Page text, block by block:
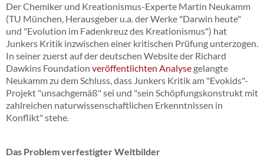
Der Chemiker und Kreationismus-Experte Martin Neukamm
(TU München, Herausgeber u.a. der Werke "Darwin heute"
und "Evolution im Fadenkreuz des Kreationismus") hat
Junkers Kritik inzwischen einer kritischen Prüfung unterzogen.
In seiner zuerst auf der deutschen Website der Richard
Dawkins Foundation veröffentlichten Analyse gelangte
Neukamm zu dem Schluss, dass Junkers Kritik am "Evokids"-
Projekt "unsachgemäß" sei und "sein Schöpfungskonstrukt mit
zahlreichen naturwissenschaftlichen Erkenntnissen in
Konflikt" stehe.
Das Problem verfestigter Weltbilder